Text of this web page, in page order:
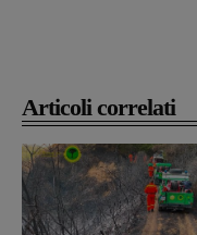
Articoli correlati